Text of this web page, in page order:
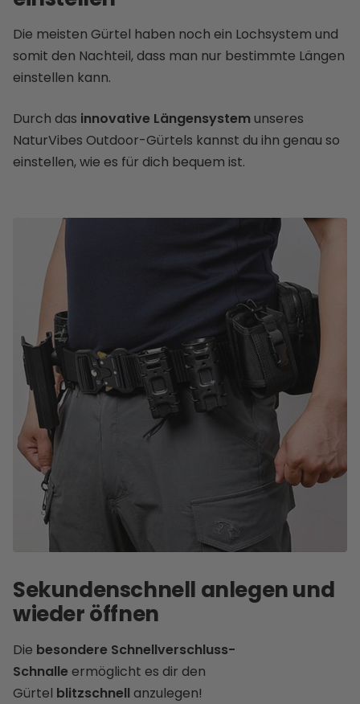
Die meisten Gürtel haben noch ein Lochsystem und
somit den Nachteil, dass man nur bestimmte Längen
einstellen kann.
Durch das innovative Längensystemunseres
NaturVibes Outdoor-Gürtels kannst du ihn genau so
einstellen, wie es für dich bequem ist.
Sekundenschnell anlegen und
wieder öffnen
Die besondere Schnellverschluss-
Schnalle ermöglicht es dir den
Gürtel blitzschnellanzulegen!